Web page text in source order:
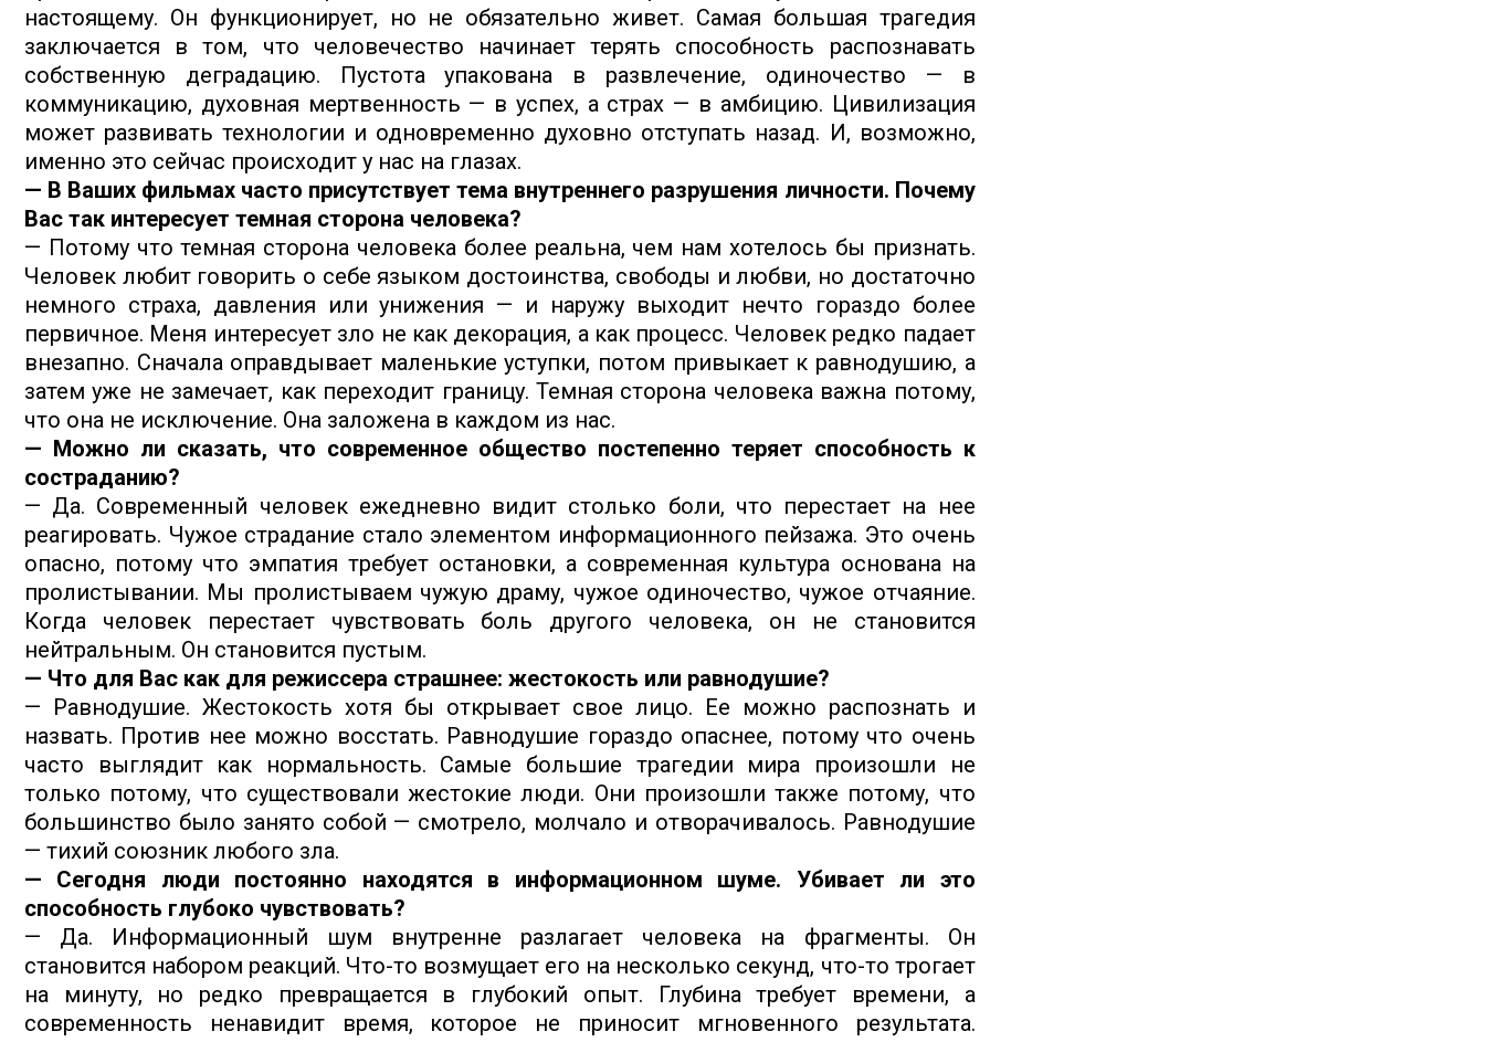
настоящему. Он функционирует, но не обязательно живет. Самая большая трагедия
заключается в том, что человечество начинает терять способность распознавать
собственную деградацию. Пустота упакована в развлечение, одиночество — в
коммуникацию, духовная мертвенность — в успех, а страх — в амбицию. Цивилизация
может развивать технологии и одновременно духовно отступать назад. И, возможно,
именно это сейчас происходит у нас на глазах.
— В Ваших фильмах часто присутствует тема внутреннего разрушения личности. Почему
Вас так интересует темная сторона человека?
— Потому что темная сторона человека более реальна, чем нам хотелось бы признать.
Человек любит говорить о себе языком достоинства, свободы и любви, но достаточно
немного страха, давления или унижения — и наружу выходит нечто гораздо более
первичное. Меня интересует зло не как декорация, а как процесс. Человек редко падает
внезапно. Сначала оправдывает маленькие уступки, потом привыкает к равнодушию, а
затем уже не замечает, как переходит границу. Темная сторона человека важна потому,
что она не исключение. Она заложена в каждом из нас.
— Можно ли сказать, что современное общество постепенно теряет способность к
состраданию?
— Да. Современный человек ежедневно видит столько боли, что перестает на нее
реагировать. Чужое страдание стало элементом информационного пейзажа. Это очень
опасно, потому что эмпатия требует остановки, а современная культура основана на
пролистывании. Мы пролистываем чужую драму, чужое одиночество, чужое отчаяние.
Когда человек перестает чувствовать боль другого человека, он не становится
нейтральным. Он становится пустым.
— Что для Вас как для режиссера страшнее: жестокость или равнодушие?
— Равнодушие. Жестокость хотя бы открывает свое лицо. Ее можно распознать и
назвать. Против нее можно восстать. Равнодушие гораздо опаснее, потому что очень
часто выглядит как нормальность. Самые большие трагедии мира произошли не
только потому, что существовали жестокие люди. Они произошли также потому, что
большинство было занято собой — смотрело, молчало и отворачивалось. Равнодушие
— тихий союзник любого зла.
— Сегодня люди постоянно находятся в информационном шуме. Убивает ли это
способность глубоко чувствовать?
— Да. Информационный шум внутренне разлагает человека на фрагменты. Он
становится набором реакций. Что-то возмущает его на несколько секунд, что-то трогает
на минуту, но редко превращается в глубокий опыт. Глубина требует времени, а
современность ненавидит время, которое не приносит мгновенного результата.